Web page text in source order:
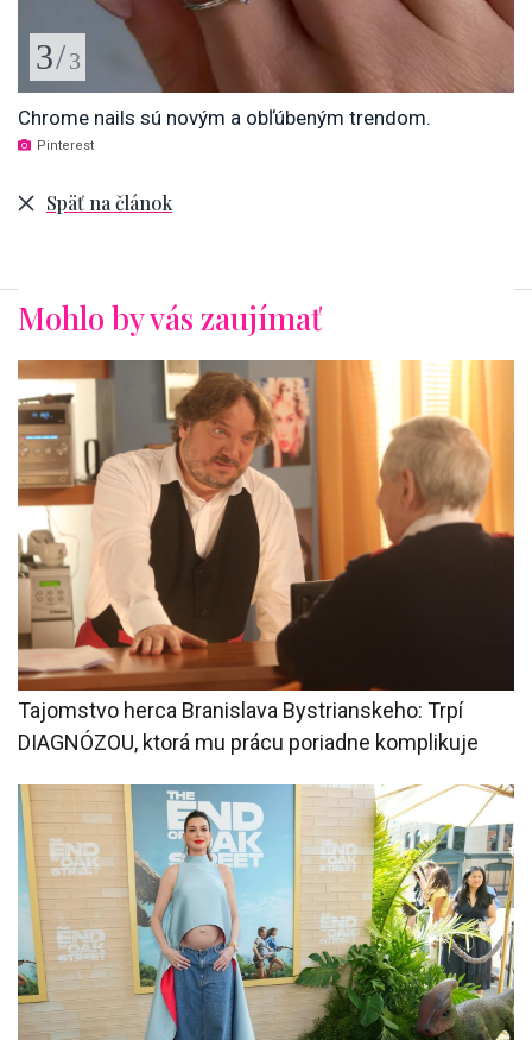
3/3
Chrome nails sú novým a obľúbeným trendom.
Pinterest
Späť na článok
Mohlo by vás zaujímať
Tajomstvo herca Branislava Bystrianskeho: Trpí
DIAGNÓZOU, ktorá mu prácu poriadne komplikuje